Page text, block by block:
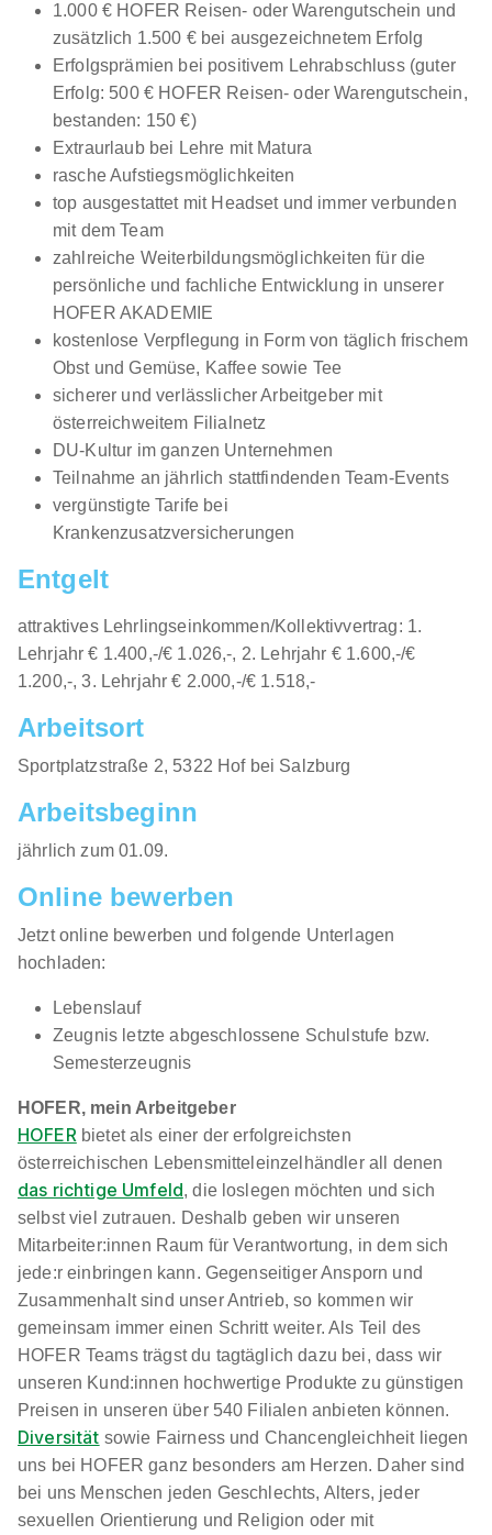
02.09.2026
Mehrere Standorte
1.028 - 1.687 € pro Monat
Lehre Future Customer Expert - Einzelhandel /
Schwerpunkt Telekommunikation (w/m/d) Wien
Magenta Telekom
01.08.2026
1030 Wien
1.000 - 1.530 € pro Monat
Lehre Future Customer Expert - Einzelhandel /
Schwerpunkt Telekommunikation (w/m/d) Graz
Magenta Telekom
01.08.2026
1.000 - 1.530 € pro Monat
Lehrlinge Einrichtungsberater (m/w/d)
KG
01.08.2026
4840 Vöcklabruck
Lehrling im Einzelhandel (m/w/d) Eferdinger
Straße 79, 4702 Wallern an der Trattnach
HOFER KG
4702 an der Trattnach
1.000 € HOFER Reisen- oder Warengutschein und
zusätzlich 1.500 € bei ausgezeichnetem Erfolg
Erfolgsprämien bei positivem Lehrabschluss (guter
Erfolg: 500 € HOFER Reisen- oder Warengutschein,
bestanden: 150 €)
Extraurlaub bei Lehre mit Matura
rasche Aufstiegsmöglichkeiten
top ausgestattet mit Headset und immer verbunden
mit dem Team
zahlreiche Weiterbildungsmöglichkeiten für die
persönliche und fachliche Entwicklung in unserer
HOFER AKADEMIE
kostenlose Verpflegung in Form von täglich frischem
Obst und Gemüse, Kaffee sowie Tee
sicherer und verlässlicher Arbeitgeber mit
österreichweitem Filialnetz
DU-Kultur im ganzen Unternehmen
Teilnahme an jährlich stattfindenden Team-Events
vergünstigte Tarife bei
Krankenzusatzversicherungen
Entgelt
attraktives Lehrlingseinkommen/Kollektivvertrag: 1.
Lehrjahr € 1.400,-/€ 1.026,-, 2. Lehrjahr € 1.600,-/€
1.200,-, 3. Lehrjahr € 2.000,-/€ 1.518,-
Arbeitsort
​Sportplatzstraße 2, 5322 Hof bei Salzburg​​
Arbeitsbeginn
jährlich zum 01.09.​
Online bewerben
Jetzt online bewerben und folgende Unterlagen
hochladen:
Lebenslauf
Zeugnis letzte abgeschlossene Schulstufe bzw.
Semesterzeugnis
HOFER, mein Arbeitgeber
HOFER bietet als einer der erfolgreichsten
österreichischen Lebensmitteleinzelhändler all denen
das richtige Umfeld, die loslegen möchten und sich
selbst viel zutrauen. Deshalb geben wir unseren
Mitarbeiter:innen Raum für Verantwortung, in dem sich
jede:r einbringen kann. Gegenseitiger Ansporn und
Zusammenhalt sind unser Antrieb, so kommen wir
gemeinsam immer einen Schritt weiter. Als Teil des
HOFER Teams trägst du tagtäglich dazu bei, dass wir
unseren Kund:innen hochwertige Produkte zu günstigen
Preisen in unseren über 540 Filialen anbieten können.
Diversität sowie Fairness und Chancengleichheit liegen
uns bei HOFER ganz besonders am Herzen. Daher sind
bei uns Menschen jeden Geschlechts, Alters, jeder
sexuellen Orientierung und Religion oder mit